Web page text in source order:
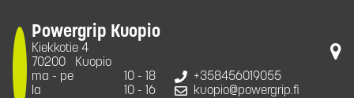
Powergrip Kuopio
Kiekkotie 4
70200
Kuopio
ma - pe
10 - 18
la
10 - 16
+358456019055
kuopio@powergrip.fi